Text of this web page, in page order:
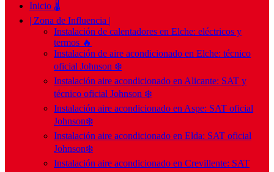
Inicio 🌡️
| Zona de Influencia |
Instalación de calentadores en Elche: eléctricos y
termos 🔥
Instalación de aire acondicionado en Elche: técnico
oficial Johnson ❄️
Instalación aire acondicionado en Alicante: SAT y
técnico oficial Johnson ❄️
Instalación aire acondicionado en Aspe: SAT oficial
Johnson❄️
Instalación aire acondicionado en Elda: SAT oficial
Johnson❄️
Instalación aire acondicionado en Crevillente: SAT